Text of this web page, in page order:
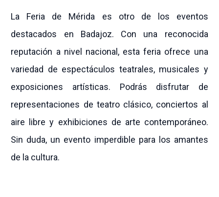
La Feria de Mérida es otro de los eventos
destacados en Badajoz. Con una reconocida
reputación a nivel nacional, esta feria ofrece una
variedad de espectáculos teatrales, musicales y
exposiciones artísticas. Podrás disfrutar de
representaciones de teatro clásico, conciertos al
aire libre y exhibiciones de arte contemporáneo.
Sin duda, un evento imperdible para los amantes
de la cultura.